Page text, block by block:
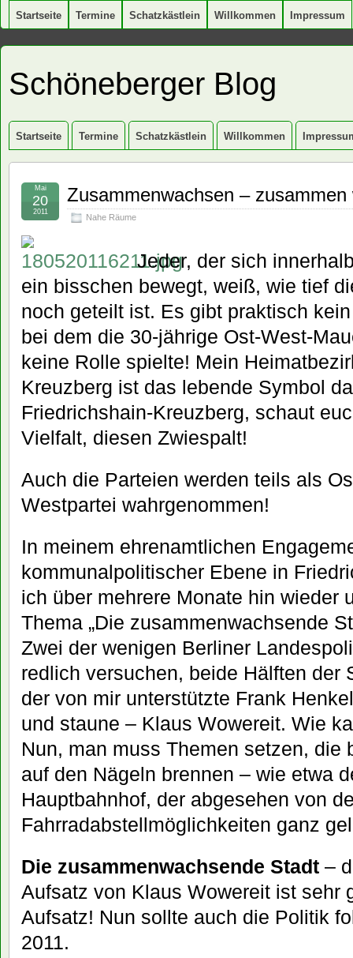
Startseite Termine Schatzkästlein Willkommen Impressum
Schöneberger Blog
Startseite Termine Schatzkästlein Willkommen
Zusammenwachsen – zusammen
Nahe Räume
Mai
20
2011
Jeder, der sich
ein bisschen bewegt, weiß, wie tief
noch geteilt ist. Es gibt praktisch
bei dem die 30-jährige Ost-West-
keine Rolle spielte! Mein
Kreuzberg ist das lebende Symbol
Friedrichshain-Kreuzberg, schaut
Vielfalt, diesen Zwiespalt!
Auch die Parteien werden teils als
Westpartei wahrgenommen!
In meinem ehrenamtlichen
kommunalpolitischer Ebene in
ich über mehrere Monate hin wieder
Thema „Die zusammenwachsende
Zwei der wenigen Berliner
redlich versuchen, beide Hälften der
der von mir unterstützte Frank
und staune – Klaus Wowereit. Wie
Nun, man muss Themen setzen, die
auf den Nägeln brennen – wie etwa
Hauptbahnhof, der abgesehen von
Fahrradabstellmöglichkeiten ganz
Die zusammenwachsende Stadt –
Aufsatz von Klaus Wowereit ist sehr
Aufsatz! Nun sollte auch die Politik
2011.